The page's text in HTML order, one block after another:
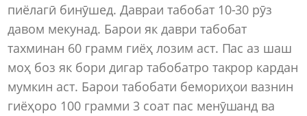
пиёлагӣ бинӯшед. Давраи табобат 10-30 рӯз
давом мекунад. Барои як даври табобат
тахминан 60 грамм гиёҳ лозим аст. Пас аз шаш
моҳ боз як бори дигар табобатро такрор кардан
мумкин аст. Барои табобати бемориҳои вазнин
гиёҳоро 100 грамми 3 соат пас менӯшанд ва